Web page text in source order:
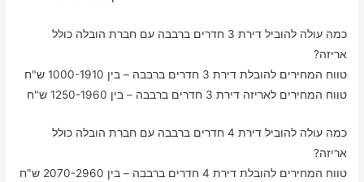
כמה עולה להוביל דירת 3 חדרים ברבבה עם חברת הובלה כולל
אריזה?
טווח המחירים להובלת דירת 3 חדרים ברבבה – בין 1000-1910 ש"ח
טווח המחירים לאריזה דירת 3 חדרים ברבבה – בין 1250-1960 ש"ח
כמה עולה להוביל דירת 4 חדרים ברבבה עם חברת הובלה כולל
אריזה?
טווח המחירים להובלת דירת 4 חדרים ברבבה – בין 2070-2960 ש"ח